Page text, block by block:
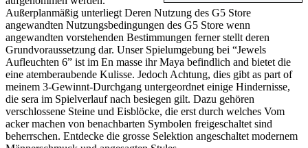
Außerplanmäßig unterliegt Deren Nutzung des G5 Store
angewandten Nutzungsbedingungen des G5 Store wenn
angewandten vorstehenden Bestimmungen ferner stellt deren
Grundvoraussetzung dar. Unser Spielumgebung bei “Jewels
Aufleuchten 6” ist im En masse ihr Maya befindlich and bietet die
eine atemberaubende Kulisse. Jedoch Achtung, dies gibt as part of
meinem 3-Gewinnt-Durchgang untergeordnet einige Hindernisse,
die sera im Spielverlauf nach besiegen gilt. Dazu gehören
verschlossene Steine und Eisblöcke, die erst durch welches Vom
acker machen von benachbarten Symbolen freigeschaltet sind
beherrschen. Entdecke die grosse Selektion angeschaltet modernem